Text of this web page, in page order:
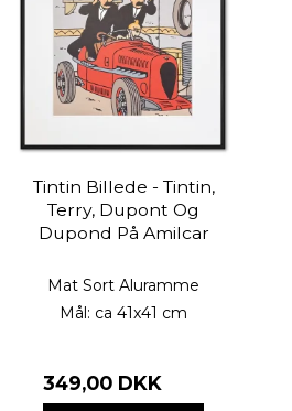
Tintin Billede - Tintin,
Terry, Dupont Og
Dupond På Amilcar
Mat Sort Aluramme
Mål: ca 41x41 cm
349,00 DKK